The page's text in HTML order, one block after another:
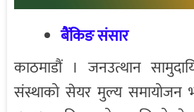
बैंकिङ संसार
काठमाडौं । जनउत्थान
संस्थाको सेयर मुल्य समायोजन